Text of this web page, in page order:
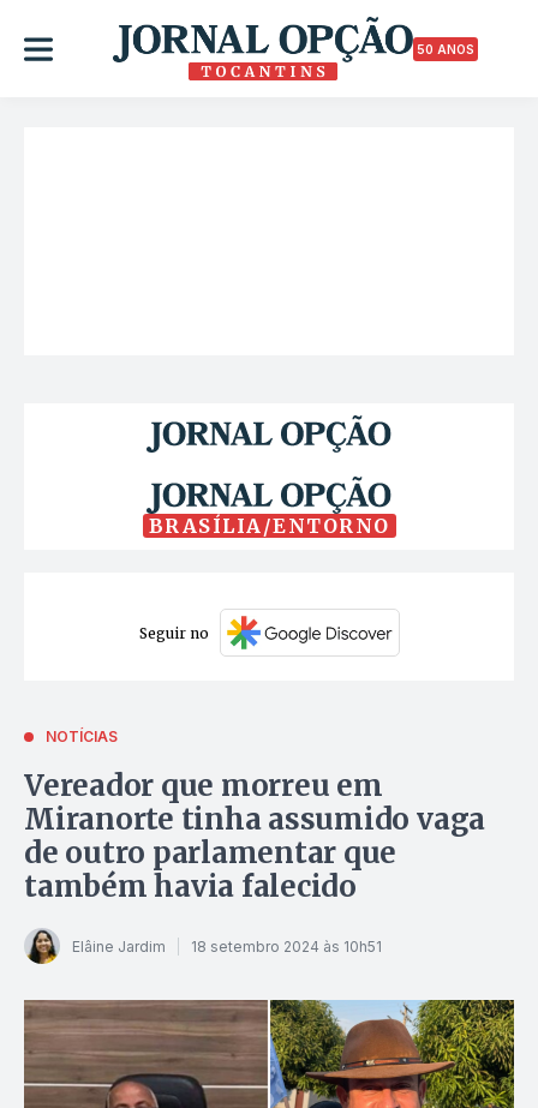
50 ANOS
BRASÍLIA/ENTORNO
Seguir no
NOTÍCIAS
Vereador que morreu em
Miranorte tinha assumido vaga
de outro parlamentar que
também havia falecido
Elâine Jardim 18 setembro 2024 às 10h51